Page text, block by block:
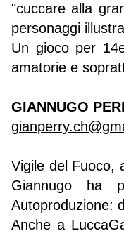
"cuccare alla
personaggi
Un gioco per
amatorie e
GIANNUGO
Vigile del Fuoco,
Giannugo ha
Autoproduzione:
Anche a